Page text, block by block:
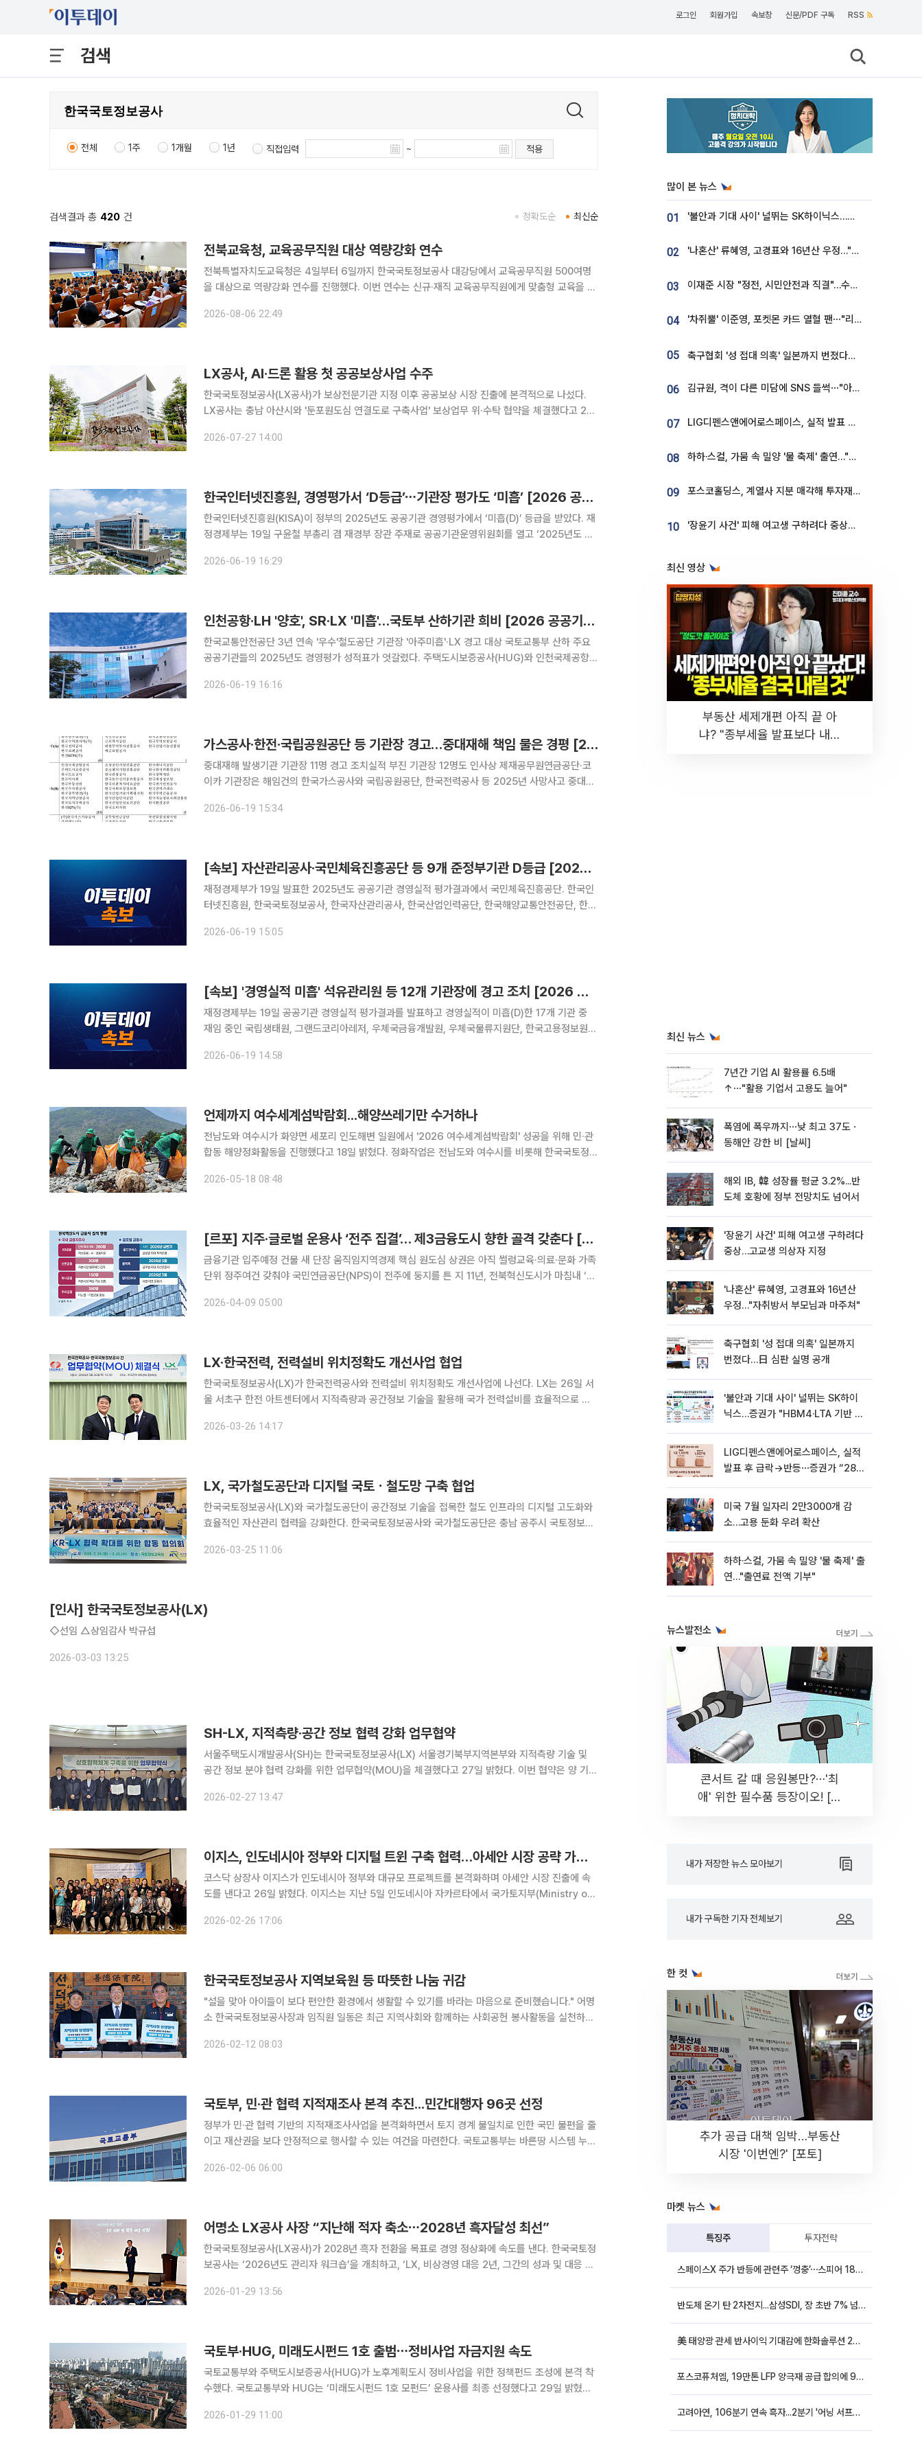
로그인 회원가입 속보창 신문/PDF 구독 RSS
검색
전체 1주 1개월 1년 직접입력 ~ 적용
검색결과 총 420 건 최신순
정확도순
전북교육청, 교육공무직원 대상 역량강화 연수
전북특별자치도교육청은 4일부터 6일까지 한국국토정보공사 대강당에서 교육공무직원 500여명
을 대상으로 역량강화 연수를 진행했다. 이번 연수는 신규·재직 교육공무직원에게 맞춤형 교육을 제
기간 1년 미만 신규 직원을 대상으로 복무와 급여, 각종 수당, 퇴직급여, 휴직
2026-08-06 22:49
LX공사, AI·드론 활용 첫 공공보상사업 수주
한국국토정보공사(LX공사)가 보상전문기관 지정 이후 공공보상 시장 진출에 본격적으로 나섰다.
LX공사는 충남 아산시와 '둔포원도심 연결도로 구축사업' 보상업무 위·수탁 협약을 체결했다고 27
업 보상업무의 전문성과 실행력을 강화하기 위해 전담 조직을 신설하는
2026-07-27 14:00
한국인터넷진흥원, 경영평가서 ‘D등급’⋯기관장 평가도 ‘미흡’ [2026 공공기관 경평]
한국인터넷진흥원(KISA)이 정부의 2025년도 공공기관 경영평가에서 ‘미흡(D)’ 등급을 받았다. 재
정경제부는 19일 구윤철 부총리 겸 재경부 장관 주재로 공공기관운영위원회를 열고 ‘2025년도 공
2026-06-19 16:29
인천공항·LH '양호', SR·LX '미흡'…국토부 산하기관 희비 [2026 공공기관 경평]
한국교통안전공단 3년 연속 '우수'철도공단 기관장 '아주미흡'·LX 경고 대상 국토교통부 산하 주요
공공기관들의 2025년도 경영평가 성적표가 엇갈렸다. 주택도시보증공사(HUG)와 인천국제공항공
등급을 유지했다. 19일 재정경제부가 발표한 '2025년도 공공기관
2026-06-19 16:16
가스공사·한전·국립공원공단 등 기관장 경고…중대재해 책임 물은 경평 [2026 공공기관 경평]
중대재해 발생기관 기관장 11명 경고 조치실적 부진 기관장 12명도 인사상 제재공무원연금공단·코
이카 기관장은 해임건의 한국가스공사와 국립공원공단, 한국전력공사 등 2025년 사망사고 중대재
12명까지 포함하면 올해 공공기관 경영평가 후속조치로 경고를 받는
2026-06-19 15:34
[속보] 자산관리공사·국민체육진흥공단 등 9개 준정부기관 D등급 [2026 공공기관 경평]
재정경제부가 19일 발표한 2025년도 공공기관 경영실적 평가결과에서 국민체육진흥공단. 한국인
터넷진흥원, 한국국토정보공사, 한국자산관리공사, 한국산업인력공단, 한국해양교통안전공단, 한국
았다.
2026-06-19 15:05
[속보] '경영실적 미흡' 석유관리원 등 12개 기관장에 경고 조치 [2026 공공기관 경평]
재정경제부는 19일 공공기관 경영실적 평가결과를 발표하고 경영실적이 미흡(D)한 17개 기관 중
재임 중인 국립생태원, 그랜드코리아레저, 우체국금융개발원, 우체국물류지원단, 한국고용정보원,
리원, 한국인터넷진흥원, 한국장애인고용공단 등 12개 기관의 기관장에 경고 조치
2026-06-19 14:58
언제까지 여수세계섬박람회...해양쓰레기만 수거하나
전남도와 여수시가 화양면 세포리 인도해변 일원에서 '2026 여수세계섬박람회' 성공을 위해 민·관
합동 해양정화활동을 진행했다고 18일 밝혔다. 정화작업은 전남도와 여수시를 비롯해 한국국토정보
등 약 50t 규모의 해양쓰레기를 집중적으로 거둬들이고 주
2026-05-18 08:48
[르포] 지주·글로벌 운용사 ‘전주 집결’… 제3금융도시 향한 골격 갖춘다 [금융메카 분산의 역설]
금융기관 입주예정 건물 새 단장 움직임지역경제 핵심 원도심 상권은 아직 썰렁교육·의료·문화 가족
단위 정주여건 갖춰야 국민연금공단(NPS)이 전주에 둥지를 튼 지 11년, 전북혁신도시가 마침내 ‘제
이 자산운용 조직을 전주로 전진 배치하고, 글로벌 운용사들까지
2026-04-09 05:00
LX·한국전력, 전력설비 위치정확도 개선사업 협업
한국국토정보공사(LX)가 한국전력공사와 전력설비 위치정확도 개선사업에 나선다. LX는 26일 서
울 서초구 한전 아트센터에서 지적측량과 공간정보 기술을 활용해 국가 전력설비를 효율적으로 관
전력설비 가운데 국민 생활과 밀접한 전주의 위치를 정밀하게 측량해 지적도와
2026-03-26 14:17
LX, 국가철도공단과 디지털 국토ㆍ철도망 구축 협업
한국국토정보공사(LX)와 국가철도공단이 공간정보 기술을 접목한 철도 인프라의 디지털 고도화와
효율적인 자산관리 협력을 강화한다. 한국국토정보공사와 국가철도공단은 충남 공주시 국토정보교
일 밝혔다. 이번 협의회는 양 기관이 보유한 전문 역량을 결합해 철도건설을
2026-03-25 11:06
[인사] 한국국토정보공사(LX)
◇선임 △상임감사 박규섭
2026-03-03 13:25
SH-LX, 지적측량·공간 정보 협력 강화 업무협약
서울주택도시개발공사(SH)는 한국국토정보공사(LX) 서울경기북부지역본부와 지적측량 기술 및
공간 정보 분야 협력 강화를 위한 업무협약(MOU)을 체결했다고 27일 밝혔다. 이번 협약은 양 기관
상 등 관련 업무에서 국민 편익 증진과 안전 확보에 기여하는 것을
2026-02-27 13:47
이지스, 인도네시아 정부와 디지털 트윈 구축 협력…아세안 시장 공략 가속화
코스닥 상장사 이지스가 인도네시아 정부와 대규모 프로젝트를 본격화하며 아세안 시장 진출에 속
도를 낸다고 26일 밝혔다. 이지스는 지난 5일 인도네시아 자카르타에서 국가토지부(Ministry of
업'의 1차년도 최종보고를 마쳤다. 이번 사업은 LX한국국토정
2026-02-26 17:06
한국국토정보공사 지역보육원 등 따뜻한 나눔 귀감
"설을 맞아 아이들이 보다 편안한 환경에서 생활할 수 있기를 바라는 마음으로 준비했습니다." 어명
소 한국국토정보공사장과 임직원 일동은 최근 지역사회와 함께하는 사회공헌 봉사활동을 실천하면
2026-02-12 08:03
국토부, 민·관 협력 지적재조사 본격 추진...민간대행자 96곳 선정
정부가 민·관 협력 기반의 지적재조사사업을 본격화하면서 토지 경계 불일치로 인한 국민 불편을 줄
이고 재산권을 보다 안정적으로 행사할 수 있는 여건을 마련한다. 국토교통부는 바른땅 시스템 누리
한다고 6일 밝혔다. 이번 선정에는 지적측량업체 127개사가 신청해 96
2026-02-06 06:00
어명소 LX공사 사장 “지난해 적자 축소⋯2028년 흑자달성 최선”
한국국토정보공사(LX공사)가 2028년 흑자 전환을 목표로 경영 정상화에 속도를 낸다. 한국국토정
보공사는 ‘2026년도 관리자 워크숍’을 개최하고, ‘LX, 비상경영 대응 2년, 그간의 성과 및 대응 방
선언 후 전 임직원이 총력 대응해 2024년 8
2026-01-29 13:56
국토부·HUG, 미래도시펀드 1호 출범⋯정비사업 자금지원 속도
국토교통부와 주택도시보증공사(HUG)가 노후계획도시 정비사업을 위한 정책펀드 조성에 본격 착
수했다. 국토교통부와 HUG는 ‘미래도시펀드 1호 모펀드’ 운용사를 최종 선정했다고 29일 밝혔다.
미래도시펀드는 대규모 자금이 필요한 노후계획도시 정비사업의 초기 사업
2026-01-29 11:00
많이 본 뉴스
01 '불안과 기대 사이' 널뛰는 SK하이닉스…증권가 "HBM4·LTA 기반 펀터멘털 견고"
02 '나혼산' 류혜영, 고경표와 16년산 우정…"자취방서 부모님과 마주쳐"
03 이재준 시장 "정전, 시민안전과 직결"…수원시 비상대응체계 가동
04 '차쥐뿔' 이준영, 포켓몬 카드 열혈 팬⋯"리셀러 처단할 것"
05 축구협회 '성 접대 의혹' 일본까지 번졌다…日 심판 실명 공개
06 김규원, 격이 다른 미담에 SNS 들썩⋯"아이 속옷 빨고 졸업식도 참석"
07 LIG디펜스앤에어로스페이스, 실적 발표 후 급락→반등⋯증권가 “28년까지 튼튼”
08 하하·스컬, 가뭄 속 밀양 '물 축제' 출연…"출연료 전액 기부"
09 포스코홀딩스, 계열사 지분 매각해 투자재원 2.5조 확보
10 '장윤기 사건' 피해 여고생 구하려다 중상…고교생 의상자 지정
최신 영상
부동산 세제개편 아직 끝 아
냐? "종부세율 발표보다 내릴
최신 뉴스
7년간 기업 AI 활용률 6.5배
↑⋯"활용 기업서 고용도 늘어"
폭염에 폭우까지⋯낮 최고 37도ㆍ
동해안 강한 비 [날씨]
해외 IB, 韓 성장률 평균 3.2%...반
도체 호황에 정부 전망치도 넘어서
'장윤기 사건' 피해 여고생 구하려다
중상…고교생 의상자 지정
'나혼산' 류혜영, 고경표와 16년산
우정…"자취방서 부모님과 마주쳐"
축구협회 '성 접대 의혹' 일본까지
번졌다…日 심판 실명 공개
'불안과 기대 사이' 널뛰는 SK하이
닉스…증권가 "HBM4·LTA 기반 펀
LIG디펜스앤에어로스페이스, 실적
발표 후 급락→반등⋯증권가 “28년
미국 7월 일자리 2만3000개 감
소…고용 둔화 우려 확산
하하·스컬, 가뭄 속 밀양 '물 축제' 출
연…"출연료 전액 기부"
뉴스발전소
콘서트 갈 때 응원봉만?⋯'최
애' 위한 필수품 등장이오! [솔
내가 저장한 뉴스 모아보기
내가 구독한 기자 전체보기
한 컷
추가 공급 대책 임박…부동산
시장 '이번엔?' [포토]
마켓 뉴스
특징주 투자전략
스페이스X 주가 반등에 관련주 ‘껑충’⋯스피어 18%ㆍ에이치브이엠 12%↑
반도체 온기 탄 2차전지...삼성SDI, 장 초반 7% 넘게 껑충
美 태양광 관세 반사이익 기대감에 한화솔루션 20%대·OCI홀딩스 14%대 급등
포스코퓨처엠, 19만톤 LFP 양극재 공급 합의에 9%대 강세
고려아연, 106분기 연속 흑자...2분기 '어닝 서프라이즈'에 장 초반 12%대 강세